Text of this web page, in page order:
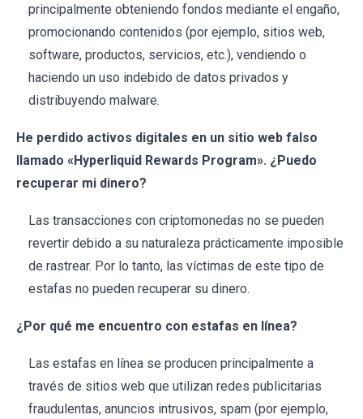
principalmente obteniendo fondos mediante el engaño,
promocionando contenidos (por ejemplo, sitios web,
software, productos, servicios, etc.), vendiendo o
haciendo un uso indebido de datos privados y
distribuyendo malware.
He perdido activos digitales en un sitio web falso
llamado «Hyperliquid Rewards Program». ¿Puedo
recuperar mi dinero?
Las transacciones con criptomonedas no se pueden
revertir debido a su naturaleza prácticamente imposible
de rastrear. Por lo tanto, las víctimas de este tipo de
estafas no pueden recuperar su dinero.
¿Por qué me encuentro con estafas en línea?
Las estafas en línea se producen principalmente a
través de sitios web que utilizan redes publicitarias
fraudulentas, anuncios intrusivos, spam (por ejemplo,